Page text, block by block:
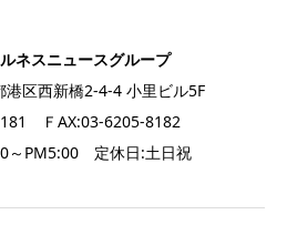
ネスニュースグループ
区西新橋2-4-4 小里ビル5F
ＦAX:03-6205-8182
～PM5:00 定休日:土日祝